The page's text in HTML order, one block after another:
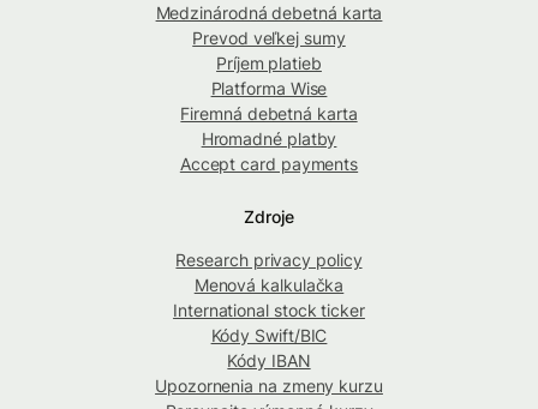
Medzinárodná debetná karta
Prevod veľkej sumy
Príjem platieb
Platforma Wise
Firemná debetná karta
Hromadné platby
Accept card payments
Zdroje
Research privacy policy
Menová kalkulačka
International stock ticker
Kódy Swift/BIC
Kódy IBAN
Upozornenia na zmeny kurzu